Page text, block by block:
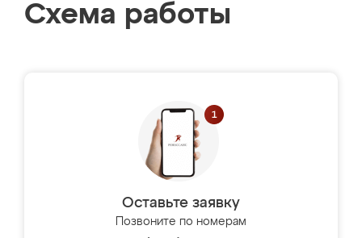
Схема работы
Оставьте заявку
Позвоните по номерам